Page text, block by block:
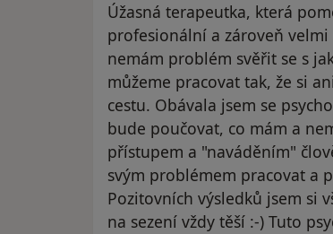
Úžasná terapeutka, která
profesionální a zároveň
nemám problém svěřit se s
můžeme pracovat tak, že si
cestu. Obávala jsem se
bude poučovat, co mám a
přístupem a "naváděním"
svým problémem pracovat a
Pozitovních výsledků jsem si
na sezení vždy těší :-) Tuto